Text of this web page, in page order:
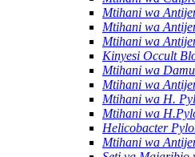
Mtihani wa
Mtihani wa
Mtihani wa
Kinyesi Occult
Mtihani wa
Mtihani wa
Mtihani wa H.
Mtihani wa
Helicobacter
Mtihani wa